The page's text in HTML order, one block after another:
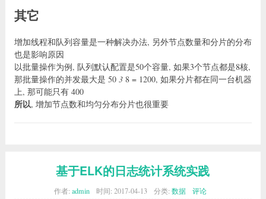
其它
增加线程和队列容量是一种解决办法, 另外节点数量和分片的分布
也是影响原因
以批量操作为例, 队列默认配置是50个容量, 如果3个节点都是8核,
那批量操作的并发最大是 50 3 8 = 1200, 如果分片都在同一台机器
上, 那可能只有 400
所以, 增加节点数和均匀分布分片也很重要
基于ELK的日志统计系统实践
作者:admin 时间:2017-04-13 分类:数据 评论